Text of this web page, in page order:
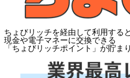
ちょびリッチを経由して利用すると
現金や電子マネーに交換できる
「 ちょびリッチポイント 」が貯ま